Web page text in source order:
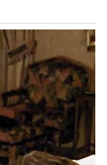
previše
oluje koje
i onda kada je
kada su ih
ih povređivali.